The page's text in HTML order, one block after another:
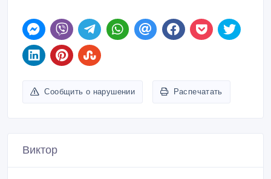
Сообщить о нарушении Распечатать
Виктор